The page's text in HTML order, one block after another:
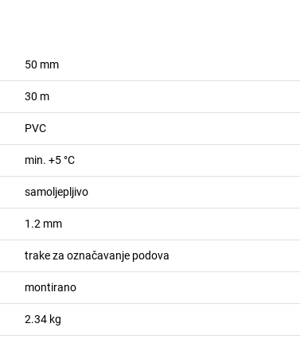
50 mm
30 m
PVC
min. +5 °C
samoljepljivo
1.2 mm
trake za označavanje podova
montirano
2.34 kg